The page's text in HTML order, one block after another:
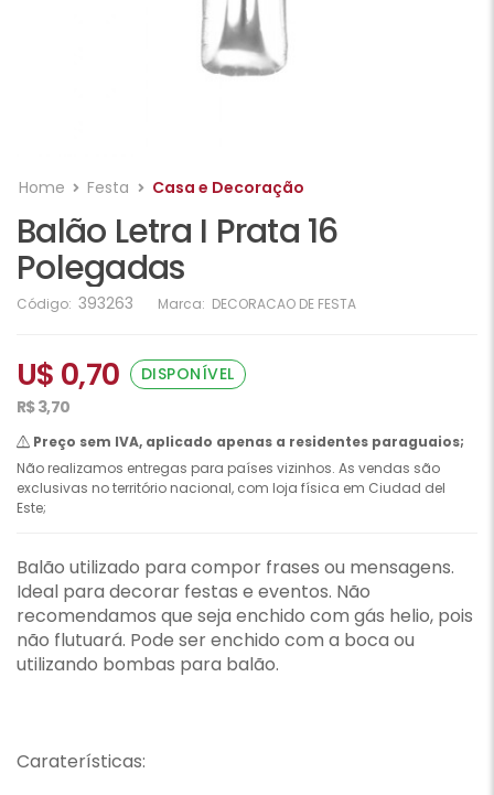
Home Festa Casa e Decoração
Balão Letra I Prata 16
Polegadas
Código: 393263 Marca: DECORACAO DE FESTA
U$ 0,70
DISPONÍVEL
R$ 3,70
Preço sem IVA, aplicado apenas a residentes paraguaios;
Não realizamos entregas para países vizinhos. As vendas são
exclusivas no território nacional, com loja física em Ciudad del
Este;
Balão utilizado para compor frases ou mensagens.
Ideal para decorar festas e eventos. Não
recomendamos que seja enchido com gás helio, pois
não flutuará. Pode ser enchido com a boca ou
utilizando bombas para balão.
Caraterísticas: